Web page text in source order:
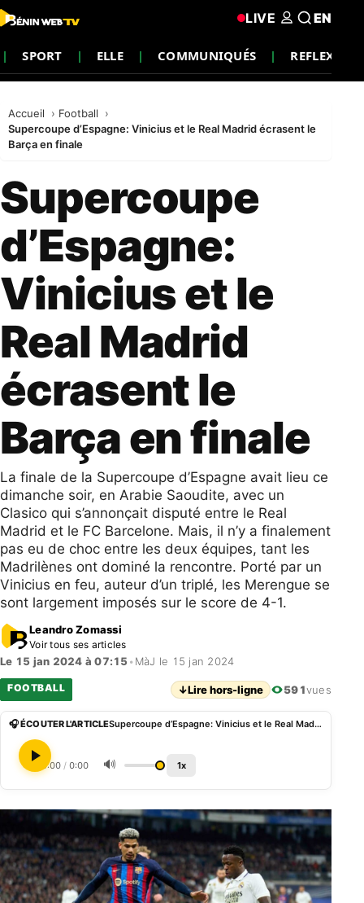
SPORT ELLE COMMUNIQUÉS REFLEXION
LIVE EN
Accueil
Football
Supercoupe d’Espagne: Vinicius et le Real Madrid écrasent le
Barça en finale
Supercoupe
d’Espagne:
Vinicius et le
Real Madrid
écrasent le
Barça en finale
La finale de la Supercoupe d’Espagne avait lieu ce
dimanche soir, en Arabie Saoudite, avec un
Clasico qui s’annonçait disputé entre le Real
Madrid et le FC Barcelone. Mais, il n’y a finalement
pas eu de choc entre les deux équipes, tant les
Madrilènes ont dominé la rencontre. Porté par un
Vinicius en feu, auteur d’un triplé, les Merengue se
sont largement imposés sur le score de 4-1.
Leandro Zomassi
Voir tous ses articles
Le 15 jan 2024 à 07:15 • MàJ le 15 jan 2024
FOOTBALL ↓Lire hors-ligne 591vues
🎧 ÉCOUTER L'ARTICLE Supercoupe d’Espagne: Vinicius et le Real Madrid écrasent le Barça en finale
0:00 / 0:00 🔊 1x